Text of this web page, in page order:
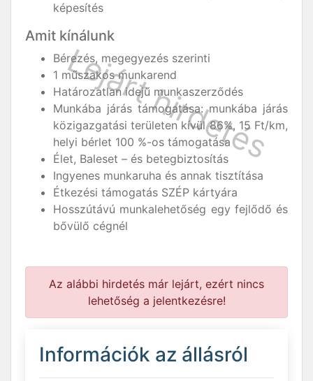
képesítés
Amit kínálunk
Bérezés, megegyezés szerinti
1 műszakos munkarend
Határozatlan idejű munkaszerződés
Munkába járás támogatása: munkába járás
közigazgatási területen kívül 86%, 15 Ft/km,
helyi bérlet 100 %-os támogatása
Élet, Baleset – és betegbiztosítás
Ingyenes munkaruha és annak tisztítása
Étkezési támogatás SZÉP kártyára
Hosszútávú munkalehetőség egy fejlődő és
bővülő cégnél
Az alábbi hirdetés már lejárt, ezért nincs
lehetőség a jelentkezésre!
Információk az állásról